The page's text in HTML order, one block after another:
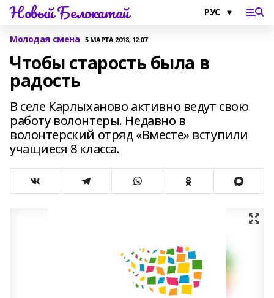
Новый Белокатай
Молодая смена 5 МАРТА 2018, 12:07
Чтобы старость была в
радость
В селе Карлыханово активно ведут свою
работу волонтеры. Недавно в
волонтерский отряд «Вместе» вступили
учащиеся 8 класса.